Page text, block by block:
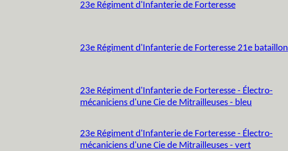
23e Régiment d'Infanterie de Forteresse
23e Régiment d'Infanterie de Forteresse 21e bataillon
23e Régiment d'Infanterie de Forteresse - Électro-
mécaniciens d'une Cie de Mitrailleuses - bleu
23e Régiment d'Infanterie de Forteresse - Électro-
mécaniciens d'une Cie de Mitrailleuses - vert